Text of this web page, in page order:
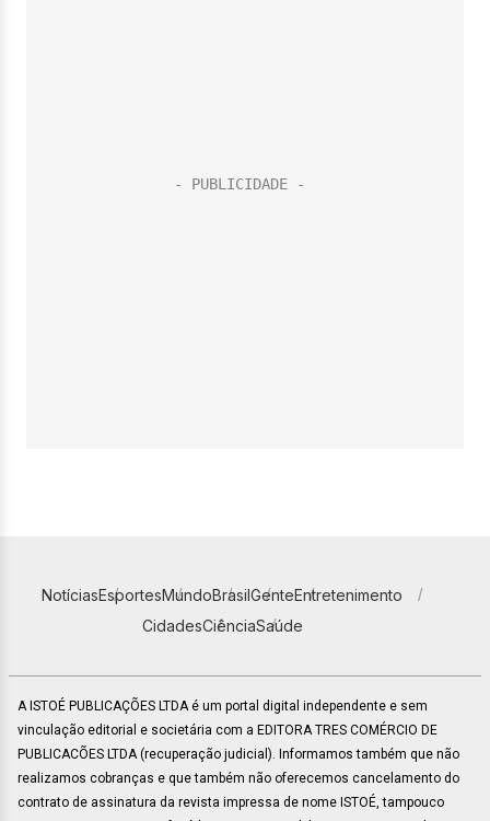
NotíciasEsportesMundoBrasilGenteEntretenimento
CidadesCiênciaSaúde
A ISTOÉ PUBLICAÇÕES LTDA é um portal digital independente e sem
vinculação editorial e societária com a EDITORA TRES COMÉRCIO DE
PUBLICACÕES LTDA (recuperação judicial). Informamos também que não
realizamos cobranças e que também não oferecemos cancelamento do
contrato de assinatura da revista impressa de nome ISTOÉ, tampouco